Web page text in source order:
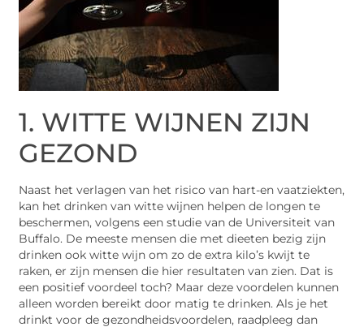
1. WITTE WIJNEN ZIJN
GEZOND
Naast het verlagen van het risico van hart-en vaatziekten,
kan het drinken van witte wijnen helpen de longen te
beschermen, volgens een studie van de Universiteit van
Buffalo. De meeste mensen die met dieeten bezig zijn
drinken ook witte wijn om zo de extra kilo’s kwijt te
raken, er zijn mensen die hier resultaten van zien. Dat is
een positief voordeel toch? Maar deze voordelen kunnen
alleen worden bereikt door matig te drinken. Als je het
drinkt voor de gezondheidsvoordelen, raadpleeg dan